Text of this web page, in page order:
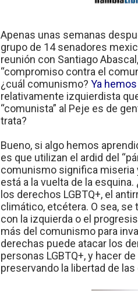
Apenas unas semanas
grupo de 14 senadores
reunión con Santiago
“compromiso contra el
¿cuál comunismo? Ya
relativamente izquierdista
“comunista” al Peje es de
trata?
Bueno, si algo hemos
es que utilizan el ardid del
comunismo significa miseria
está a la vuelta de la
los derechos LGBTQ+, el
climático, etcétera. O sea,
con la izquierda o el
más del comunismo para
derechas puede atacar los
personas LGBTQ+, y hacer
preservando la libertad de